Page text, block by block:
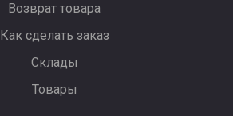
Возврат товара
Как сделать заказ
Склады
Товары